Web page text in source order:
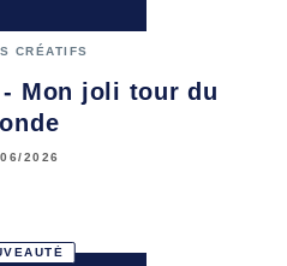
CRÉATIFS
Mon joli tour du
2026